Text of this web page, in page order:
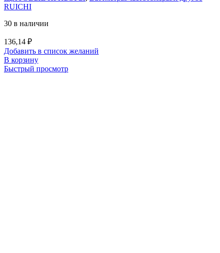
RUICHI
30 в наличии
136,14 ₽
Добавить в список желаний
В корзину
Быстрый просмотр